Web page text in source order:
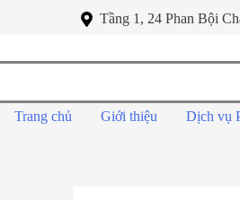
Tầng 1, 24 Phan Bội
Trang chủ Giới thiệu Dịch vụ